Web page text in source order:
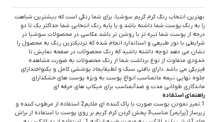
بهترین انتخاب رنگ کرم گریم سوشیا، برای شما رنگی است که بیشترین شباهت
را به رنگ پوست شما داشته باشد و یا پایه رنگ انتخابی شما حداکثر یک تا دو
درجه از پوست شما تیره تر یا روشن تر باشد.عکاسی در محصولات سوشیا در
شرایطی با نور طبیعی و استاندارد انجام شده که نزدیکترین رنگ به محصول را
نشان می دهد توجه داشته باشید که رنگ محصولات در صفحه نمایش تا
حدودی متفاوت از نوع برداشت شما از رنگ محصولات به صورت مشاهده
فیزیکی می باشد. دارای بافتی سبک و لطیفایجاد پوششی کامل و یکنواختدارای
جلوه نهایی نیمه ماتمناسب انواع پوست به ویژه پوست های خشکدارای
ماندگاری طولانی مدت و ضدآبمناسب برای میکاپ های حرفه ای
راهنمای استفاده
1.تمیز نمودن پوست صورت با پاک کننده ای ملایم2.استفاده از مرطوب کننده و
زیرساز (پرایمر) مناسب3.پخش کردن کرم گریم بر روی پوست با استفاده از براش